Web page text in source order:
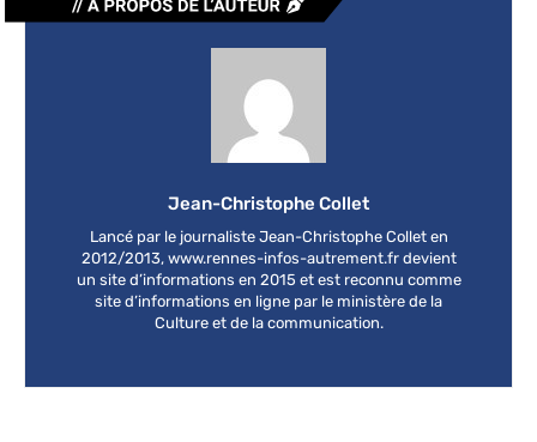
Jean-Christophe Collet
Lancé par le journaliste Jean-Christophe Collet en
2012/2013, www.rennes-infos-autrement.fr devient
un site d’informations en 2015 et est reconnu comme
site d’informations en ligne par le ministère de la
Culture et de la communication.